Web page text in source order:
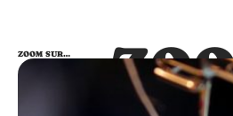
ZOOM SUR…